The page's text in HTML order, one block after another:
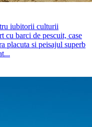
iubitorii culturii
cu barci de pescuit, case
placuta si peisajul superb